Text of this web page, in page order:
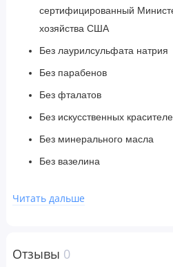
сертифицированный
хозяйства США
Без лаурилсульфата натрия
Без парабенов
Без фталатов
Без искусственных
Без минерального масла
Без вазелина
Без пропиленгликоля
Без алюминия
Читать дальше
Отзывы 0